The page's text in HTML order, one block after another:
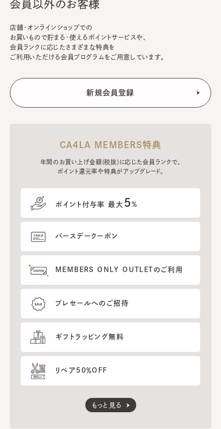
会員以外のお客様
店舗・オンラインショップでの
お買いもので貯まる・使えるポイントサービスや、
会員ランクに応じたさまざまな特典を
ご利用いただける会員プログラムをご用意しています。
CA4LA MEMBERS特典
年間のお買い上げ金額(税抜)に応じた会員ランクで、
ポイント還元率や特典がアップグレード。
ポイント付与率 最大 5%
バースデークーポン
MEMBERS ONLY OUTLETのご利用
プレセールへのご招待
ギフトラッピング無料
リペア50％OFF
もっと見る